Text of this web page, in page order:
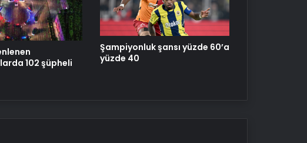
102 şüpheli
Şampiyonluk şansı yüzde 60’a
yüzde 40